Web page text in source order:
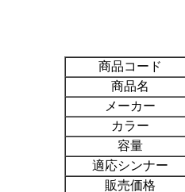
商品コード
商品名
メーカー
カラー
容量
適応シンナー
販売価格